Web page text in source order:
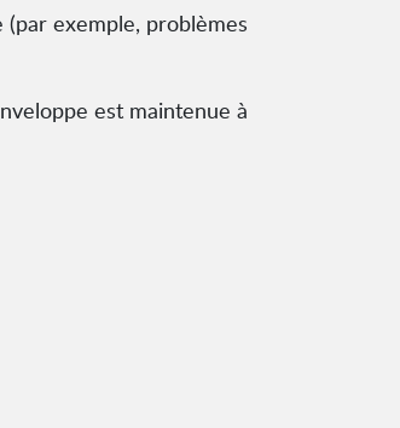
exemple, problèmes
est maintenue à